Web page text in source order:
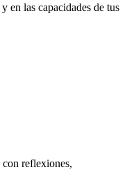
en las capacidades de tus
reflexiones,